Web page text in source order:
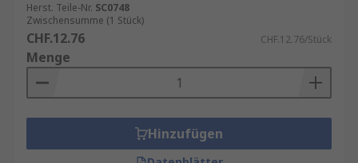
Herst. Teile-Nr. SC0748
Zwischensumme (1 Stück)
CHF.12.76 CHF.12.76/Stück
Menge
Hinzufügen